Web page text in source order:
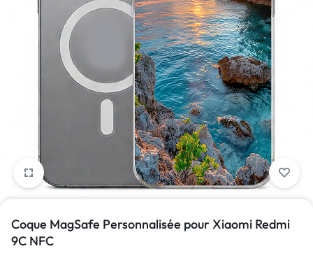
1/1
Coque MagSafe Personnalisée pour Xiaomi Redmi
9C NFC